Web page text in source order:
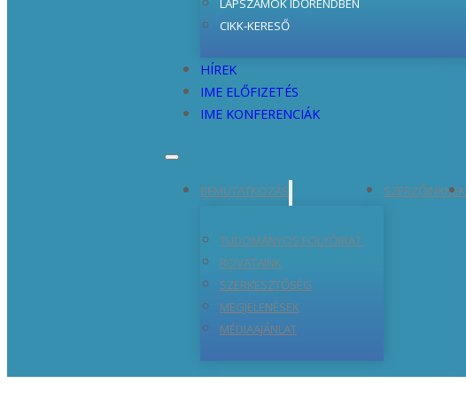
LAPSZÁMOK IDŐRENDBEN
CIKK-KERESŐ
HÍREK
IME ELŐFIZETÉS
IME KONFERENCIÁK
BEMUTATKOZÁS
TUDOMÁNYOS FOLYÓIRAT
ROVATAINK
SZERKESZTŐSÉG
MEGJELENÉSEK
MÉDIAAJÁNLAT
SZERZŐINKNEK